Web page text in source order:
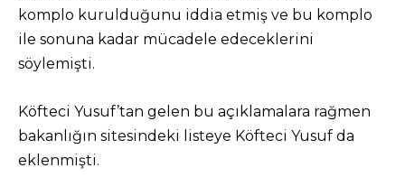
komplo kurulduğunu iddia etmiş ve bu komplo
ile sonuna kadar mücadele edeceklerini
söylemişti.
Köfteci Yusuf’tan gelen bu açıklamalara rağmen
bakanlığın sitesindeki listeye Köfteci Yusuf da
eklenmişti.